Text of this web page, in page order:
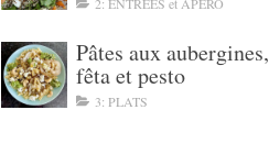
Pâtes aux aubergines,
fêta et pesto
3: PLATS